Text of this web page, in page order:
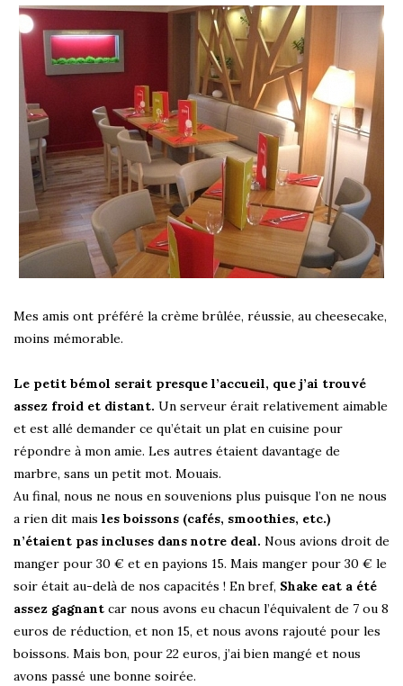
Mes amis ont préféré la crème brûlée, réussie, au cheesecake,
moins mémorable.
Le petit bémol serait presque l’accueil, que j’ai trouvé
assez froid et distant. Un serveur érait relativement aimable
et est allé demander ce qu’était un plat en cuisine pour
répondre à mon amie. Les autres étaient davantage de
marbre, sans un petit mot. Mouais.
Au final, nous ne nous en souvenions plus puisque l’on ne nous
a rien dit mais les boissons (cafés, smoothies, etc.)
n’étaient pas incluses dans notre deal. Nous avions droit de
manger pour 30 € et en payions 15. Mais manger pour 30 € le
soir était au-delà de nos capacités ! En bref, Shake eat a été
assez gagnant car nous avons eu chacun l’équivalent de 7 ou 8
euros de réduction, et non 15, et nous avons rajouté pour les
boissons. Mais bon, pour 22 euros, j’ai bien mangé et nous
avons passé une bonne soirée.